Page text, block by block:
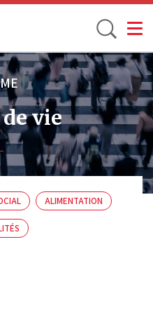
Toggle
vie
ALIMENTATION